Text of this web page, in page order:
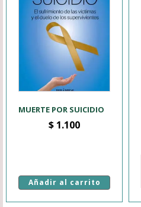
MUERTE POR SUICIDIO
$ 1.100
Añadir al carrito